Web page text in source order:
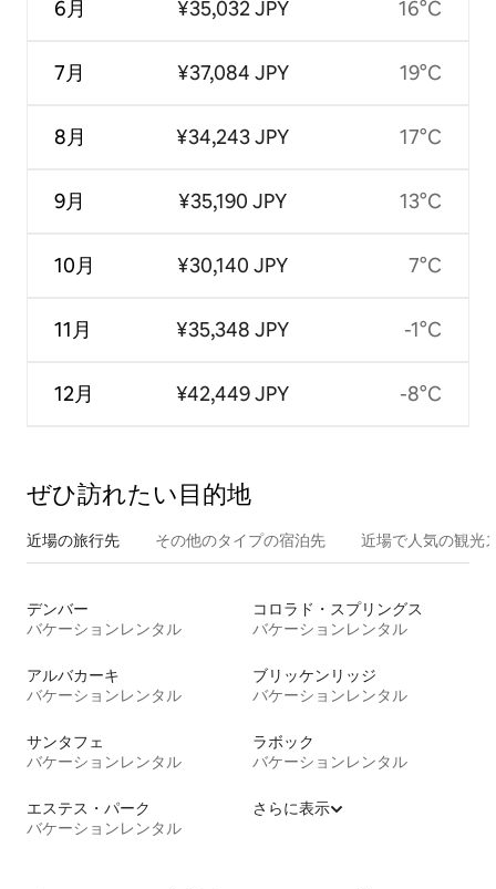
6月
7月
8月
9月
10月
11月
12月
¥35,032 JPY
¥37,084 JPY
¥34,243 JPY
¥35,190 JPY
¥30,140 JPY
¥35,348 JPY
¥42,449 JPY
16°C
19°C
17°C
13°C
7°C
-1°C
-8°C
ぜひ訪⁠れ⁠た⁠い目⁠的⁠地
近場の旅行先 その他のタ⁠イ⁠プ⁠の宿⁠泊⁠先 近場で人気の観光
デンバー
バケーションレンタル
コロラド・スプリングス
バケーションレンタル
アルバカーキ
バケーションレンタル
ブリッケンリッジ
バケーションレンタル
サンタフェ
バケーションレンタル
ラボック
バケーションレンタル
エステス・パーク
バケーションレンタル
さらに表示